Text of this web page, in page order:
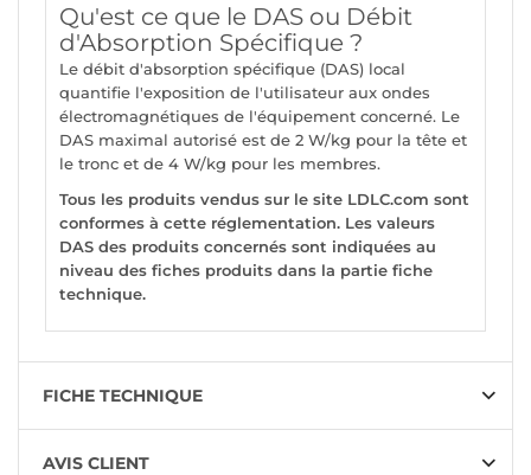
Qu'est ce que le DAS ou Débit
d'Absorption Spécifique ?
Le débit d'absorption spécifique (DAS) local
quantifie l'exposition de l'utilisateur aux ondes
électromagnétiques de l'équipement concerné. Le
DAS maximal autorisé est de 2 W/kg pour la tête et
le tronc et de 4 W/kg pour les membres.
Tous les produits vendus sur le site LDLC.com sont
conformes à cette réglementation. Les valeurs
DAS des produits concernés sont indiquées au
niveau des fiches produits dans la partie fiche
technique.
FICHE TECHNIQUE
AVIS CLIENT